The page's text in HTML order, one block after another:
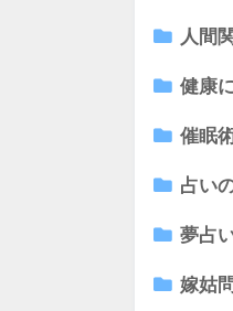
人間
健康
催眠
占い
夢占
嫁姑